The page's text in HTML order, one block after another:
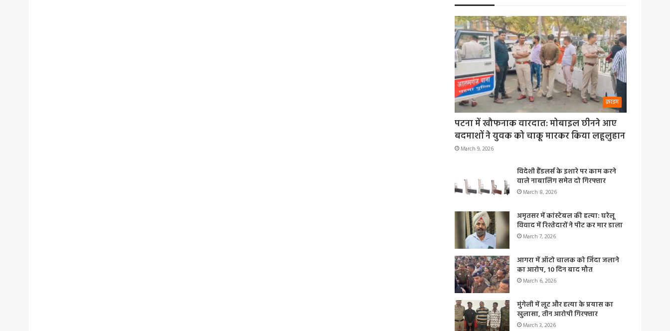
क्राइम
पटना में खौफनाक वारदात: मोबाइल छीनने आए
बदमाशों ने युवक को चाकू मारकर किया लहूलुहान
March 9, 2026
विदेशी हैंडलर्स के इशारे पर काम करने
वाले नाबालिग समेत दो गिरफ्तार
March 8, 2026
अमृतसर में कांस्टेबल की हत्या: घरेलू
विवाद में रिश्तेदारों ने पीट कर मार डाला
March 7, 2026
आगरा में ऑटो चालक को जिंदा जलाने
का आरोप, 10 दिन बाद मौत
March 6, 2026
मुंगेली में लूट और हत्या के प्रयास का
खुलासा, तीन आरोपी गिरफ्तार
March 3, 2026